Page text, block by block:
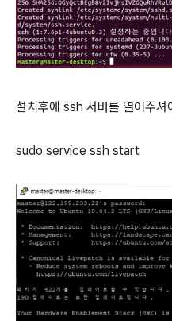
설치후에 ssh 서버를 열어주셔
sudo service ssh start